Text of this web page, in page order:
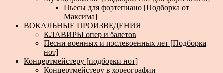
Пьесы для фортепиано [Подборка от
Максима]
ВОКАЛЬНЫЕ ПРОИЗВЕДЕНИЯ
КЛАВИРЫ опер и балетов
Песни военных и послевоенных лет [Подборка
нот]
Концертмейстеру [подборки нот]
Концертмейстеру в хореографии